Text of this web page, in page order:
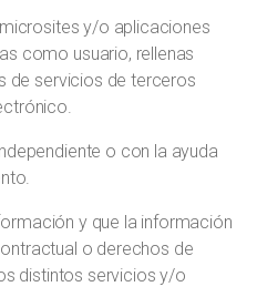
y/o aplicaciones
como usuario, rellenas
de servicios de terceros
o con la ayuda
y que la información
o derechos de
distintos servicios y/o